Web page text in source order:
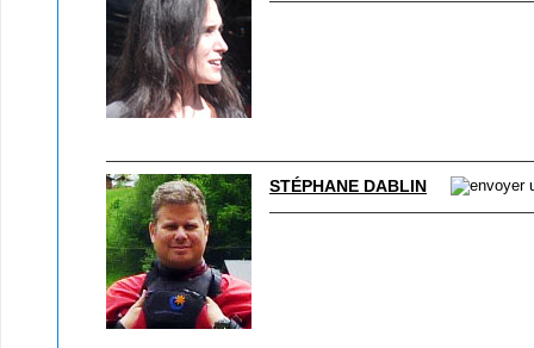
STÉPHANE DABLIN